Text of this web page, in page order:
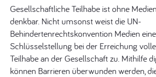
Gesellschaftliche Teilhabe ist ohne
denkbar. Nicht umsonst weist die UN-
Behindertenrechtskonvention Medien eine
Schlüsselstellung bei der Erreichung
Teilhabe an der Gesellschaft zu. Mithilfe
können Barrieren überwunden werden,